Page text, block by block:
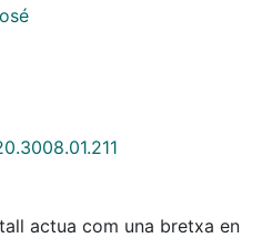
actua com una bretxa en